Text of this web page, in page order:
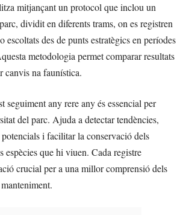
mitjançant un protocol que inclou un
dividit en diferents trams, on es registren
escoltats des de punts estratègics en períodes
metodologia permet comparar resultats
canvis na faunística.
seguiment any rere any és essencial per
del parc. Ajuda a detectar tendències,
i facilitar la conservació dels
espècies que hi viuen. Cada registre
crucial per a una millor comprensió dels